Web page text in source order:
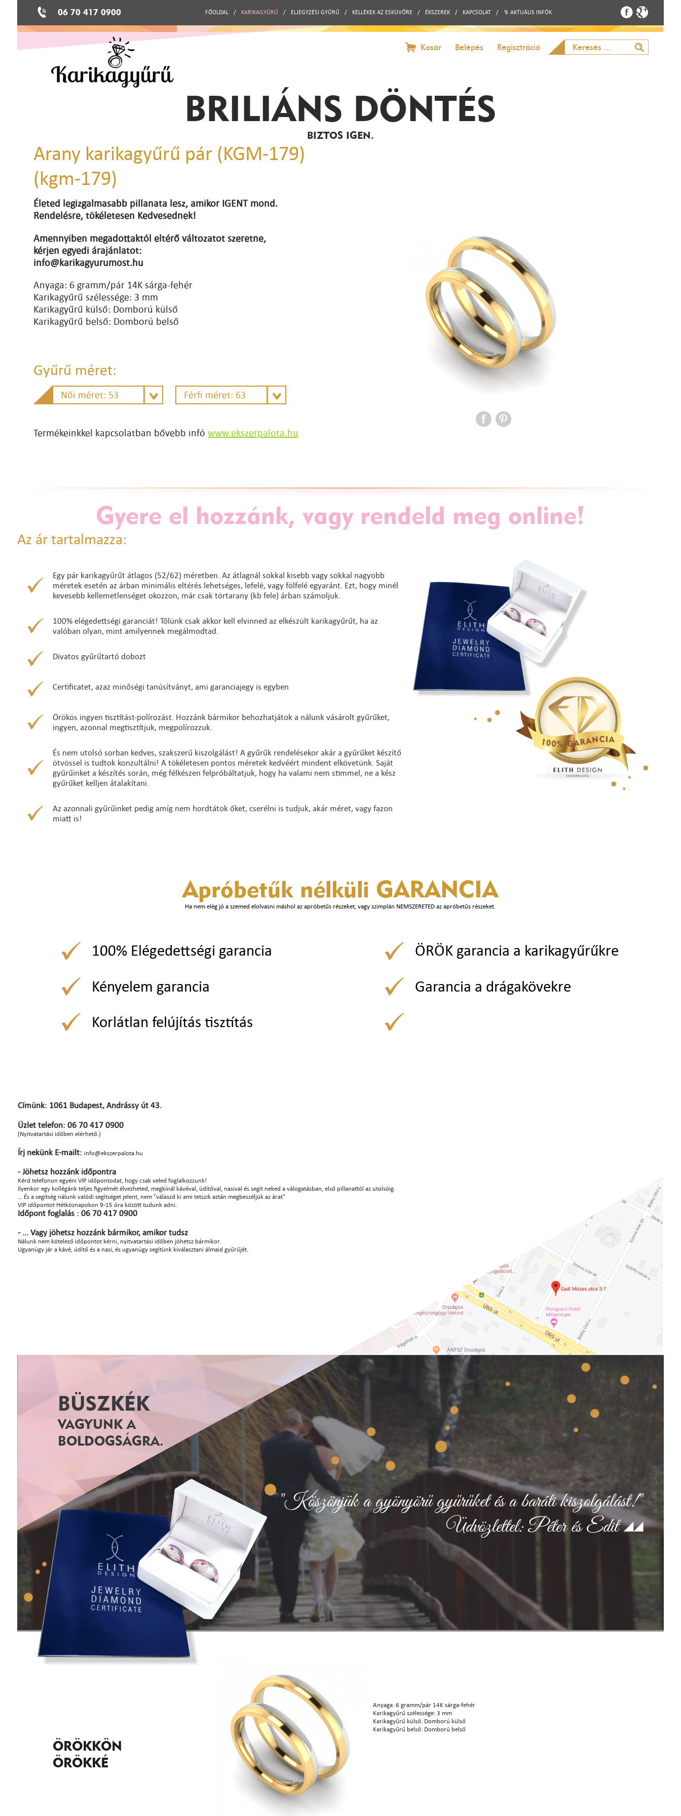
06 70 417 0900 FŐOLDAL / KARIKAGYŰRŰ / ELJEGYZÉSI GYŰRŰ / KELLÉKEK AZ ESKÜVŐRE / ÉKSZEREK / KAPCSOLAT / ↯ AKTUÁLIS INFÓK
Kosár Belépés Regisztráció
BRILIÁNS DÖNTÉS
BIZTOS IGEN.
Arany karikagyűrű pár (KGM-179)
(kgm-179)
Életed legizgalmasabb pillanata lesz, amikor IGENT mond.
Rendelésre, tökéletesen Kedvesednek!
Amennyiben megadottaktól eltérő változatot szeretne,
kérjen egyedi árajánlatot:
info@karikagyurumost.hu
Anyaga: 6 gramm/pár 14K sárga-fehér
Karikagyűrű szélessége: 3 mm
Karikagyűrű külső: Domború külső
Karikagyűrű belső: Domború belső
Gyűrű méret:
Női méret: 53 Férfi méret: 63
Termékeinkkel kapcsolatban bővebb infó www.ekszerpalota.hu
Gyere el hozzánk, vagy rendeld meg online!
Az ár tartalmazza:
Egy pár karikagyűrűt átlagos (52/62) méretben. Az átlagnál sokkal kisebb vagy sokkal nagyobb
méretek esetén az árban minimális eltérés lehetséges, lefelé, vagy fölfelé egyaránt. Ezt, hogy minél
kevesebb kellemetlenséget okozzon, már csak törtarany (kb fele) árban számoljuk.
100% elégedettségi garanciát! Tőlünk csak akkor kell elvinned az elkészült karikagyűrűt, ha az
valóban olyan, mint amilyennek megálmodtad.
Divatos gyűrűtartó dobozt
Certificatet, azaz minőségi tanúsítványt, ami garanciajegy is egyben
Örökös ingyen tisztítást-polírozást. Hozzánk bármikor behozhatjátok a nálunk vásárolt gyűrűket,
ingyen, azonnal megtisztítjuk, megpolírozzuk.
És nem utolsó sorban kedves, szakszerű kiszolgálást! A gyűrűk rendelésekor akár a gyűrűket készítő
ötvössel is tudtok konzultálni! A tökéletesen pontos méretek kedvéért mindent elkövetünk. Saját
gyűrűinket a készítés során, még félkészen felpróbáltatjuk, hogy ha valami nem stimmel, ne a kész
gyűrűket kelljen átalakítani.
Az azonnali gyűrűinket pedig amíg nem hordtátok őket, cserélni is tudjuk, akár méret, vagy fazon
miatt is!
Apróbetűk nélküli GARANCIA
Ha nem elég jó a szemed elolvasni máshol az apróbetűs részeket, vagy szimplán NEMSZERETED az apróbetűs részeket.
100% Elégedettségi garancia
Kényelem garancia
Korlátlan felújítás tisztítás
ÖRÖK garancia a karikagyűrűkre
Garancia a drágakövekre
Címünk: 1061 Budapest, Andrássy út 43.
Üzlet telefon: 06 70 417 0900
(Nyitvatartási időben elérhető.)
Írj nekünk E-mailt: info@ekszerpalota.hu
- Jöhetsz hozzánk időpontra
Kérd telefonon egyéni VIP időpontodat, hogy csak veled foglalkozzunk!
Ilyenkor egy kollégánk teljes figyelmét élvezheted, megkínál kávéval, üdítőval, nasival és segít neked a válogatásban, első pillanattól az utolsóig.
... És a segítség nálunk valódi segítséget jelent, nem "válaszd ki ami tetszik aztán megbeszéljük az árat"
VIP időpontot Hétköznapokon 9-15 óra között tudunk adni.
Időpont foglalás : 06 70 417 0900
- ... Vagy jöhetsz hozzánk bármikor, amikor tudsz
Nálunk nem kötelező időpontot kérni, nyitvatartási időben jöhetsz bármikor.
Ugyanúgy jár a kávé, üdítő és a nasi, és ugyanúgy segítünk kiválasztani álmaid gyűrűjét.
BÜSZKÉK
VAGYUNK A
BOLDOGSÁGRA.
"Köszönjük a gyönyörű gyűrűket és a baráti kiszolgálást!"
Üdvözlettel: Péter és Edit
ÖRÖKKÖN
ÖRÖKKÉ
Anyaga: 6 gramm/pár 14K sárga-fehér
Karikagyűrű szélessége: 3 mm
Karikagyűrű külső: Domború külső
Karikagyűrű belső: Domború belső